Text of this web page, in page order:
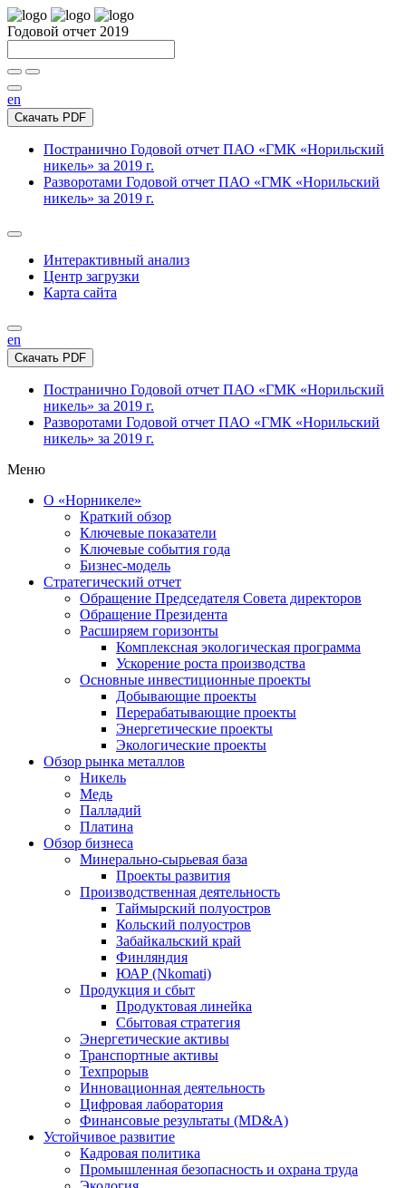
Годовой отчет 2019
en
Скачать PDF
Постранично Годовой отчет ПАО «ГМК «Норильский
никель» за 2019 г.
Разворотами Годовой отчет ПАО «ГМК «Норильский
никель» за 2019 г.
Интерактивный анализ
Центр загрузки
Карта сайта
en
Скачать PDF
Постранично Годовой отчет ПАО «ГМК «Норильский
никель» за 2019 г.
Разворотами Годовой отчет ПАО «ГМК «Норильский
никель» за 2019 г.
Меню
О «Норникеле»
Краткий обзор
Ключевые показатели
Ключевые события года
Бизнес-модель
Стратегический отчет
Обращение Председателя Совета директоров
Обращение Президента
Расширяем горизонты
Комплексная экологическая программа
Ускорение роста производства
Основные инвестиционные проекты
Добывающие проекты
Перерабатывающие проекты
Энергетические проекты
Экологические проекты
Обзор рынка металлов
Никель
Медь
Палладий
Платина
Обзор бизнеса
Минерально-сырьевая база
Проекты развития
Производственная деятельность
Таймырский полуостров
Кольский полуостров
Забайкальский край
Финляндия
ЮАР (Nkomati)
Продукция и сбыт
Продуктовая линейка
Сбытовая стратегия
Энергетические активы
Транспортные активы
Техпрорыв
Инновационная деятельность
Цифровая лаборатория
Финансовые результаты (MD&A)
Устойчивое развитие
Кадровая политика
Промышленная безопасность и охрана труда